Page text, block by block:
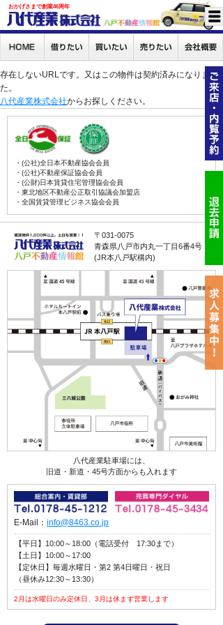
おかげさまで創業46周年
存在しないURLです。又はこの物件は契約済みになりまし
た。
八代産業株式会社からお探しください。
・(公社)全日本不動産協会会員
・(公社)不動産保証協会会員
・(公財)日本賃貸住宅管理協会会員
・東北地区不動産公正取引協議会加盟店
・全国賃貸管理ビジネス協会会員
〒031-0075
青森県八戸市内丸一丁目6番4号
(JR本八戸駅構内)
八代産業駐車場には、
旧道・新道・45号方面からも入れます
E-Mail： info@8463.co.jp
【平日】10:00～18:00（電話受付 17:30まで）
【土日】10:00～17:00
【定休日】毎週水曜日・第2 第4日曜日・祝日
（昼休み12:30～13:30）
2月は水曜日のみ定休日、3月は休まず営業します